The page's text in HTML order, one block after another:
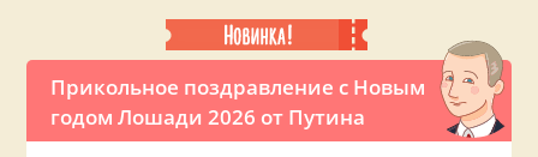
Прикольное поздравление с Новым
годом Лошади 2026 от Путина